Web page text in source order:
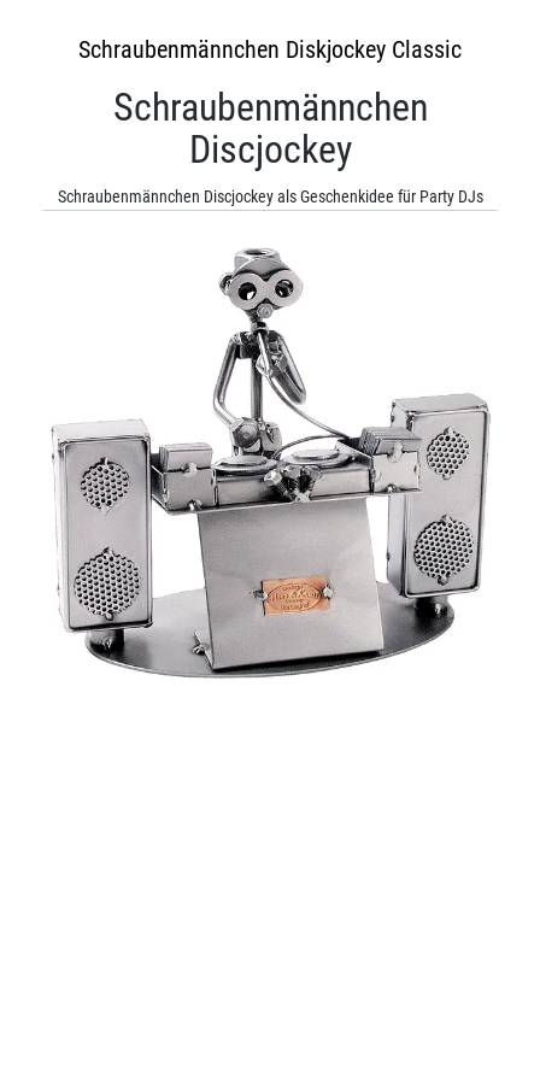
Schraubenmännchen Diskjockey Classic
Schraubenmännchen
Discjockey
Schraubenmännchen Discjockey als Geschenkidee für Party DJs